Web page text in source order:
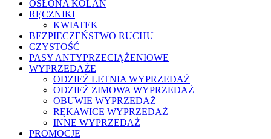
OSŁONA KOLAN
RĘCZNIKI
KWIATEK
BEZPIECZEŃSTWO RUCHU
CZYSTOŚĆ
PASY ANTYPRZECIĄŻENIOWE
WYPRZEDAŻE
ODZIEŻ LETNIA WYPRZEDAŻ
ODZIEŻ ZIMOWA WYPRZEDAŻ
OBUWIE WYPRZEDAŻ
RĘKAWICE WYPRZEDAŻ
INNE WYPRZEDAŻ
PROMOCJE